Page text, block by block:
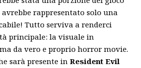
avrebbe rappresentato solo una
Tutto serviva a renderci
principale: la visuale in
da vero e proprio horror movie.
sarà presente in Resident Evil